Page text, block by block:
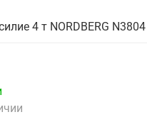
4 т NORDBERG N3804